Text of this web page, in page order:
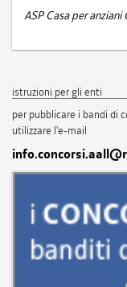
ASP Casa per anziani
istruzioni per gli enti
per pubblicare i bandi di
utilizzare l'e-mail